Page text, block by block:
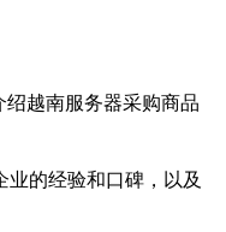
越南服务器采购商品
的经验和口碑，以及